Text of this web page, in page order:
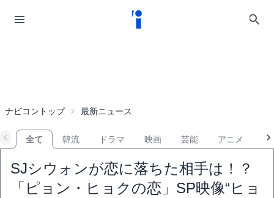
ナビコントップ 最新ニュース
全て 韓流 ドラマ 映画 芸能 アニメ
SJシウォンが恋に落ちた相手は！？
「ピョン・ヒョクの恋」SP映像“ヒョ